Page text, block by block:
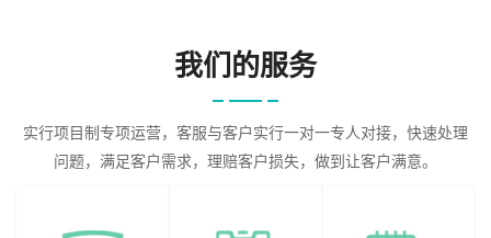
我们的服务
实行项目制专项运营，客服与客户实行一对一专人对接，快速处理
问题，满足客户需求，理赔客户损失，做到让客户满意。